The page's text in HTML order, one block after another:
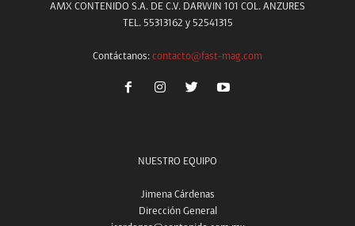
AMX CONTENIDO S.A. DE C.V. DARWIN 101 COL. ANZURES
TEL. 55313162 y 52541315
Contáctanos: contacto@fast-mag.com
NUESTRO EQUIPO
Jimena Cárdenas
Dirección General